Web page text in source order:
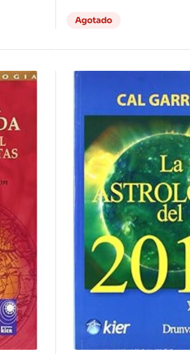
Agotado